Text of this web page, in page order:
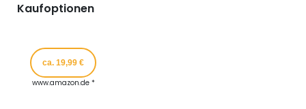
Kaufoptionen
ca. 19,99 €
www.amazon.de *